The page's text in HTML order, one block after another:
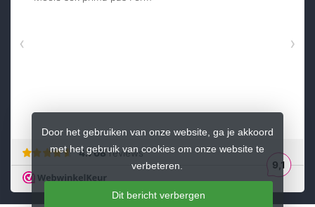
Door het gebruiken van onze website, ga je akkoord
met het gebruik van cookies om onze website te
verbeteren.
Dit bericht verbergen